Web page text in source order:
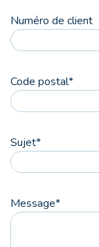
Numéro de client
Code postal*
Sujet*
Message*